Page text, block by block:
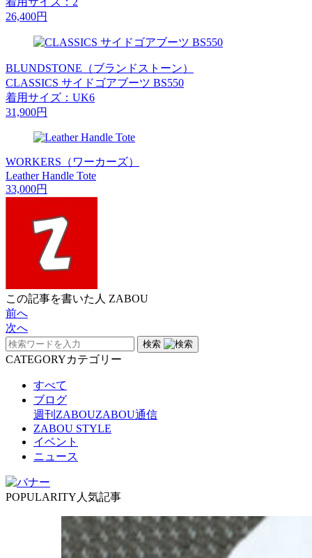
26,400円
BLUNDSTONE（ブランドストーン）
CLASSICS サイドゴアブーツ BS550
着用サイズ：UK6
31,900円
WORKERS（ワーカーズ）
Leather Handle Tote
33,000円
この記事を書いた人 ZABOU
前へ
次へ
検索
CATEGORYカテゴリー
すべて
ブログ
週刊ZABOUZABOU通信
ZABOU STYLE
イベント
ニュース
POPULARITY 人気記事